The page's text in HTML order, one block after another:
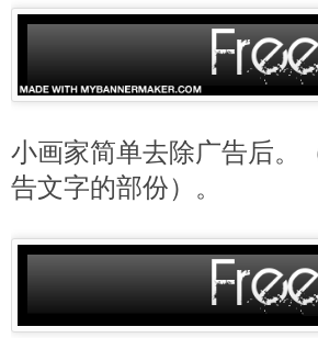
小画家简单去除广告后。
告文字的部份）。